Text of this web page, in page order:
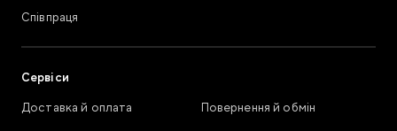
Співпраця
Сервіси
Доставка й оплата
Повернення й обмін